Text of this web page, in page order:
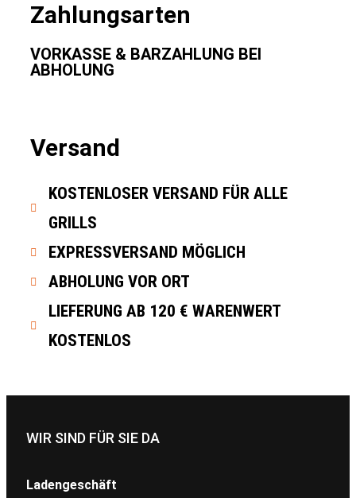
Zahlungsarten
VORKASSE & BARZAHLUNG BEI
ABHOLUNG
Versand
KOSTENLOSER VERSAND FÜR ALLE
GRILLS
EXPRESSVERSAND MÖGLICH
ABHOLUNG VOR ORT
LIEFERUNG AB 120 € WARENWERT
KOSTENLOS
WIR SIND FÜR SIE DA
Ladengeschäft